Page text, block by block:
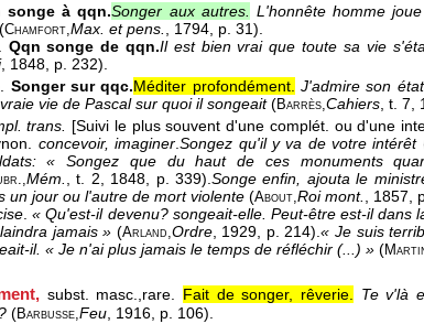
songe à qqn.Songer aux autres.
L'honnête homme
(Chamfort,Max. et pens. , 1794 , p. 31).
Qqn songe de qqn.Il est bien vrai que toute sa vie
, 1848 , p. 232).
Songer sur qqc.Méditer profondément. J'admire son
vie de Pascal sur quoi il songeait(Barrès,Cahiers , t. 7
trans. [Suivi le plus souvent d'une complét. ou d'une
concevoir, imaginer .Songez qu'il y va de votre intérêt
« Songez que du haut de ces monuments
Mém. , t. 2 , 1848 , p. 339). Songe enfin, ajouta le
un jour ou l'autre de mort violente (About,Roi mont. , 1857 ,
« Qu'est-il devenu? songeait-elle. Peut-être est-il dans
jamais » (Arland,Ordre, 1929 , p. 214).« Je suis
il. « Je n'ai plus jamais le temps de réfléchir (...) » (
subst. masc., rare. Fait de songer, rêverie.
Te v'là
(Barbusse,Feu , 1916 , p. 106).